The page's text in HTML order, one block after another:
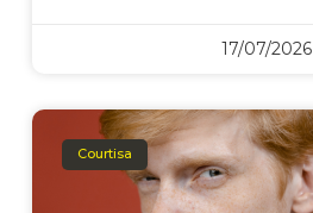
17/07/2026
Courtisa